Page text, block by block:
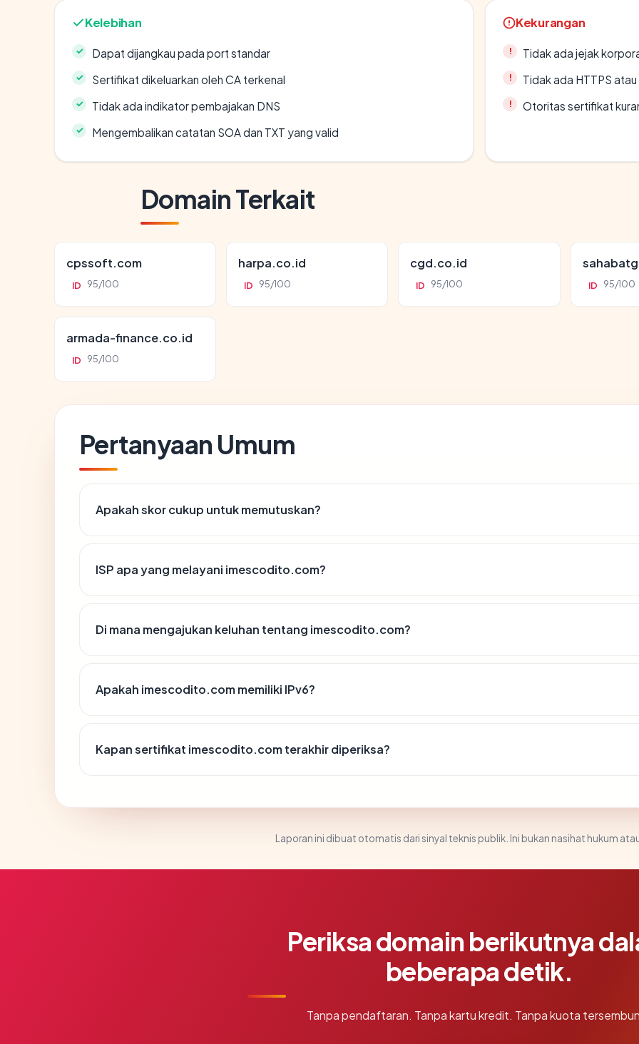
Kelebihan
Dapat dijangkau pada port standar
Sertifikat dikeluarkan oleh CA terkenal
Tidak ada indikator pembajakan DNS
Mengembalikan catatan SOA dan TXT yang valid
Kekurangan
Tidak ada jejak
Tidak ada HTTPS
Otoritas sertifikat
Domain Terkait
cpssoft.com
ID 95/100
harpa.co.id
ID 95/100
cgd.co.id
ID 95/100 ID 95/100
armada-finance.co.id
ID 95/100
Pertanyaan Umum
Apakah skor cukup untuk memutuskan?
ISP apa yang melayani imescodito.com?
Di mana mengajukan keluhan tentang imescodito.com?
Apakah imescodito.com memiliki IPv6?
Kapan sertifikat imescodito.com terakhir diperiksa?
Laporan ini dibuat otomatis dari sinyal teknis publik. Ini bukan nasihat hukum
Periksa domain berikutnya
beberapa detik.
Tanpa pendaftaran. Tanpa kartu kredit. Tanpa kuota